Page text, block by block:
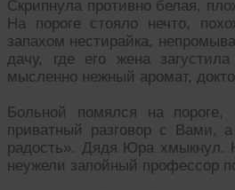
Скрипнула противно белая,
На пороге стояло нечто,
запахом нестирайка,
дачу, где его жена
мысленно нежный аромат,
Больной помялся на
приватный разговор с Вами,
радость». Дядя Юра хмыкнул.
неужели запойный профессор